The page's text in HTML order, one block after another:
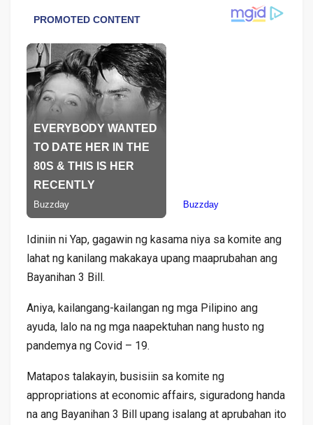
Idiniin ni Yap, gagawin ng kasama niya sa komite ang
lahat ng kanilang makakaya upang maaprubahan ang
Bayanihan 3 Bill.
Aniya, kailangang-kailangan ng mga Pilipino ang
ayuda, lalo na ng mga naapektuhan nang husto ng
pandemya ng Covid – 19.
Matapos talakayin, busisiin sa komite ng
appropriations at economic affairs, siguradong handa
na ang Bayanihan 3 Bill upang isalang at aprubahan ito